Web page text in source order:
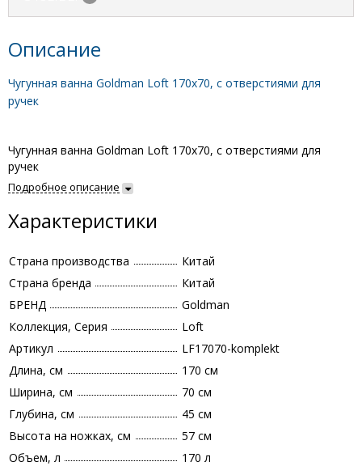
Описание
Чугунная ванна Goldman Loft 170x70, с отверстиями для
ручек
Чугунная ванна Goldman Loft 170x70, с отверстиями для
ручек
Подробное описание
Характеристики
Страна производства
Китай
Страна бренда
Китай
БРЕНД
Goldman
Коллекция, Серия
Loft
Артикул
LF17070-komplekt
Длина, см
170 см
Ширина, см
70 см
Глубина, см
45 см
Высота на ножках, см
57 см
Объем, л
170 л